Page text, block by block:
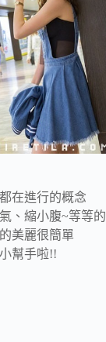
在進行的概念
、縮小腹~等等的
美麗很簡單
幫手啦!!